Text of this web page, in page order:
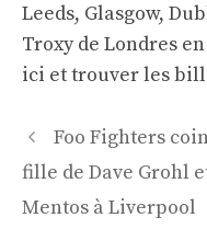
Leeds, Glasgow,
Troxy de Londres
ici et trouver les
Navigation
des
Foo Fighters
fille de Dave Grohl
Mentos à Liverpool